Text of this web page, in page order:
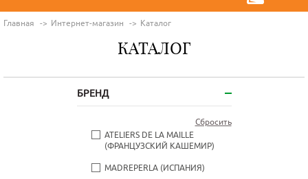
Главная Интернет-магазин Каталог
КАТАЛОГ
БРЕНД
Сбросить
ATELIERS DE LA MAILLE
(ФРАНЦУЗСКИЙ КАШЕМИР)
MADREPERLA (ИСПАНИЯ)